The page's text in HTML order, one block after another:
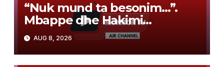
“Nuk mund ta besonim…”.
Mbappe dhe Hakimi
surprizojnë ekipin e
kategorisë së tretë duke iu
bashkuar në stërvitje
AUG 8, 2026